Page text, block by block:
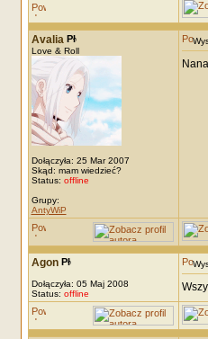
Avalia
Love & Roll
Dołączyła: 25 Mar 2007
Skąd: mam wiedzieć?
Status: offline
Grupy:
AntyWiP
Agon
Dołączyła: 05 Maj 2008
Status: offline